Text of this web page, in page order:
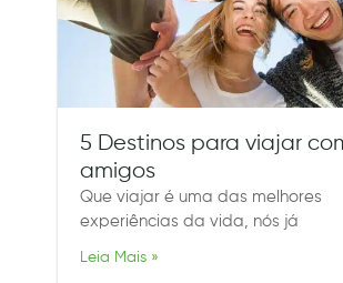
5 Destinos para viajar
amigos
Que viajar é uma das melhores
experiências da vida, nós já
Leia Mais »